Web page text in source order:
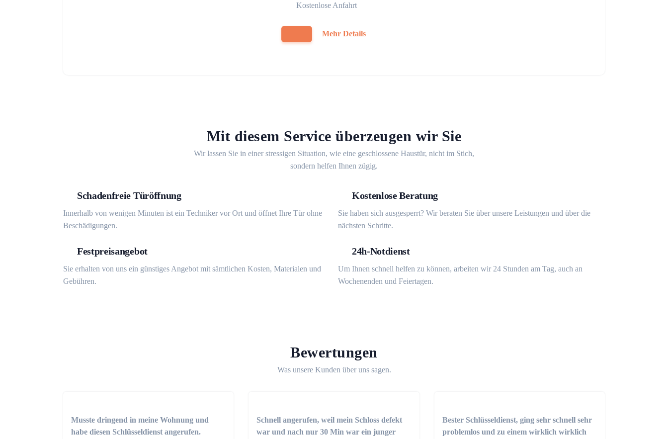
Kostenlose Anfahrt
Mehr Details
Mit diesem Service überzeugen wir Sie
Wir lassen Sie in einer stressigen Situation, wie eine geschlossene Haustür, nicht im Stich,
sondern helfen Ihnen zügig.
Schadenfreie Türöffnung
Innerhalb von wenigen Minuten ist ein Techniker vor Ort und öffnet Ihre Tür ohne
Beschädigungen.
Kostenlose Beratung
Sie haben sich ausgesperrt? Wir beraten Sie über unsere Leistungen und über die
nächsten Schritte.
Festpreisangebot
Sie erhalten von uns ein günstiges Angebot mit sämtlichen Kosten, Materialen und
Gebühren.
24h-Notdienst
Um Ihnen schnell helfen zu können, arbeiten wir 24 Stunden am Tag, auch an
Wochenenden und Feiertagen.
Bewertungen
Was unsere Kunden über uns sagen.
Musste dringend in meine Wohnung und
habe diesen Schlüsseldienst angerufen.
Schnell angerufen, weil mein Schloss defekt
war und nach nur 30 Min war ein junger
Bester Schlüsseldienst, ging sehr schnell sehr
problemlos und zu einem wirklich wirklich